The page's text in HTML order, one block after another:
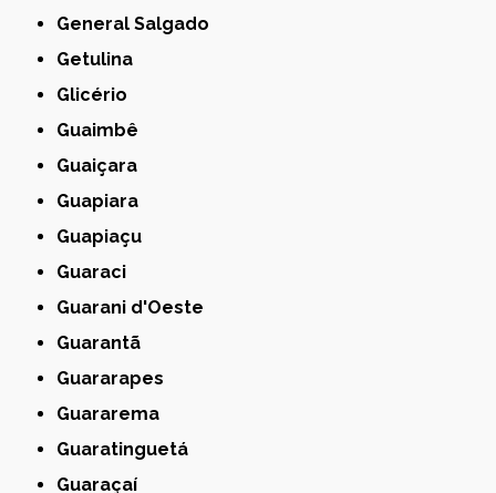
General Salgado
Getulina
Glicério
Guaimbê
Guaiçara
Guapiara
Guapiaçu
Guaraci
Guarani d'Oeste
Guarantã
Guararapes
Guararema
Guaratinguetá
Guaraçaí